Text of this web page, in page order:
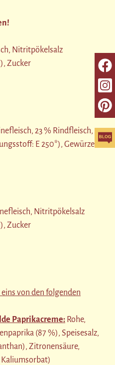
Nitritpökelsalz
Zucker
23 % Rindfleisch,
E 250*), Gewürze
Nitritpökelsalz
Zucker
von den folgenden
Paprikacreme: Rohe,
(87 %), Speisesalz,
Zitronensäure,
Kaliumsorbat)